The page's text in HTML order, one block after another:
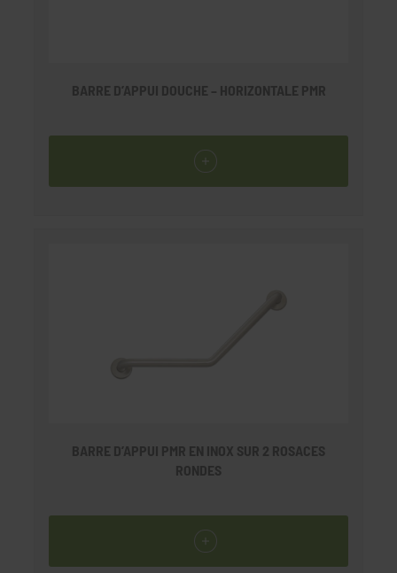
BARRE D’APPUI DOUCHE – HORIZONTALE PMR
BARRE D’APPUI PMR EN INOX SUR 2 ROSACES
RONDES